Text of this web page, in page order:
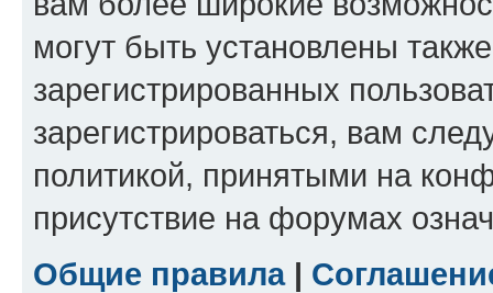
могут быть установлены
зарегистрированных
зарегистрироваться, вам
политикой, принятыми на
присутствие на форумах
Общие правила|